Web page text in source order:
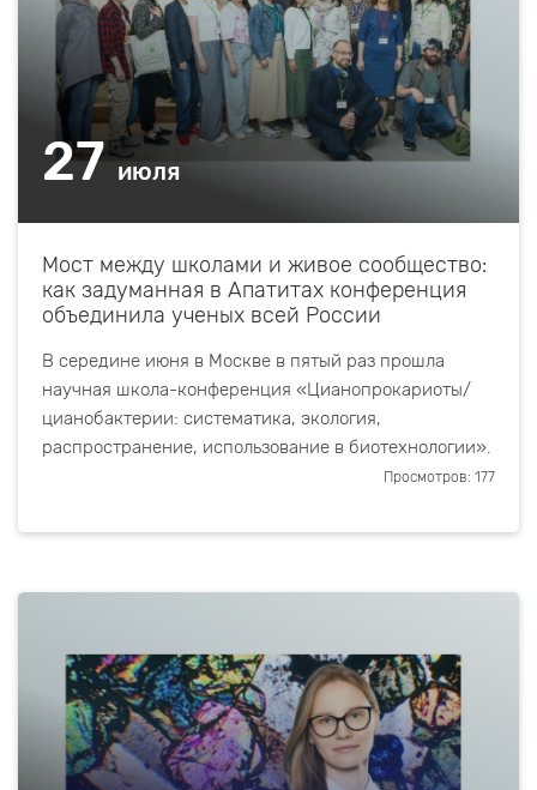
27 июля
Мост между школами и живое сообщество:
как задуманная в Апатитах конференция
объединила ученых всей России
В середине июня в Москве в пятый раз прошла
научная школа-конференция «Цианопрокариоты/
цианобактерии: систематика, экология,
распространение, использование в биотехнологии».
Просмотров: 177